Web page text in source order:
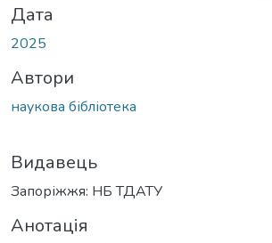
Дата
2025
Автори
наукова бібліотека
Видавець
Запоріжжя: НБ ТДАТУ
Анотація